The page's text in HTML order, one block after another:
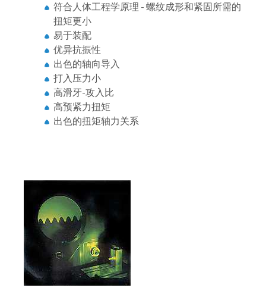
符合人体工程学原理 - 螺纹成形和紧固所需的
扭矩更小
易于装配
优异抗振性
出色的轴向导入
打入压力小
高滑牙-攻入比
高预紧力扭矩
出色的扭矩轴力关系